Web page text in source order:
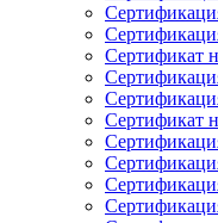
Сертификат
Сертификат